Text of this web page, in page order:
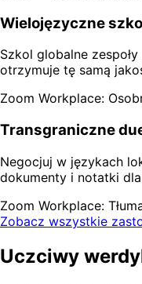
Wielojęzyczne
Szkol globalne
otrzymuje tę samą
Zoom Workplace:
Transgraniczne
Negocjuj w językach
dokumenty i notatki
Zoom Workplace:
Zobacz wszystkie
Uczciwy